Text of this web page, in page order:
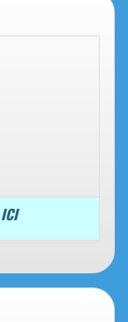
ICI